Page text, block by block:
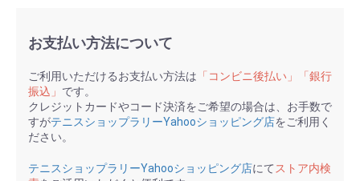
お支払い方法について
ご利用いただけるお支払い方法は 「コンビニ後払い」「銀行
振込」 です。
クレジットカードやコード決済をご希望の場合は、お手数で
すがテニスショップラリーYahooショッピング店をご利用く
ださい。
テニスショップラリーYahooショッピング店にてストア内検